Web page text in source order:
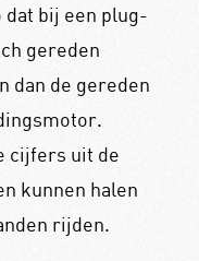
dat bij een plug-
gereden
dan de gereden
cijfers uit de
kunnen halen
rijden.